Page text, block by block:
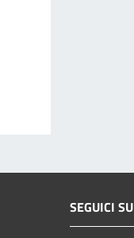
SEGUICI SU